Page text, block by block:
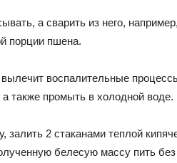
а сварить из него,
порции пшена.
воспалительные
также промыть в холодной воде.
залить 2 стаканами теплой
белесую массу пить без